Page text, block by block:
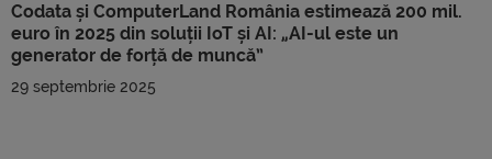
Codata și ComputerLand România estimează 200 mil.
euro în 2025 din soluții IoT și AI: „AI-ul este un
generator de forță de muncă”
29 septembrie 2025